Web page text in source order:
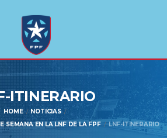
ITINERARIO
HOME
NOTICIAS
SEMANA EN LA LNF DE LA FPF
LNF-ITINERARIO